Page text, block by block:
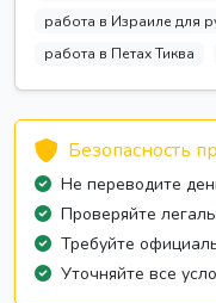
работа в Израиле для
работа в Петах Тиква
Безопасность
Не переводите
Проверяйте
Требуйте
Уточняйте все